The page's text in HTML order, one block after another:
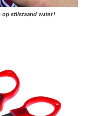
op stilstaand water!